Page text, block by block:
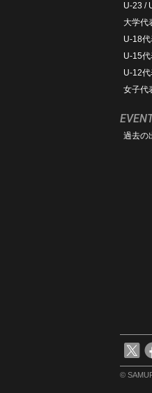
U-23 /
大学代
U-18
U-15
U-12
女子代
過去の
©